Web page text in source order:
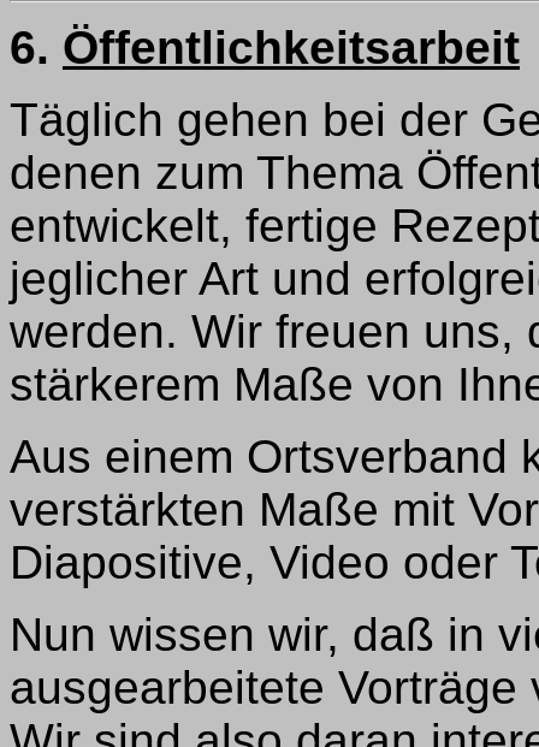
6. Öffentlichkeitsarbeit
Täglich gehen bei der
denen zum Thema
entwickelt, fertige
jeglicher Art und
werden. Wir freuen uns,
stärkerem Maße von
Aus einem Ortsverband
verstärkten Maße mit
Diapositive, Video oder
Nun wissen wir, daß in
ausgearbeitete